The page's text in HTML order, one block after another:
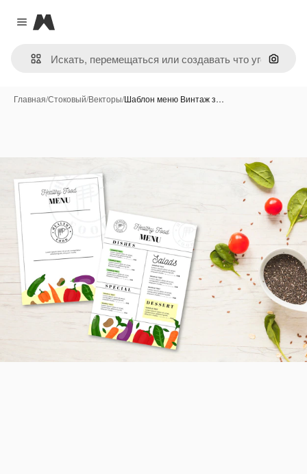
Close menu
Magnific
Поиск
Главная/Стоковый/Векторы/Шаблон меню Винтаж з…